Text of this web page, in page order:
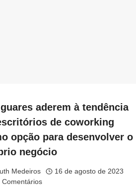
aderem à tendência
de coworking
opção para desenvolver o
negócio
Medeiros
16 de agosto de 2023
Comentários